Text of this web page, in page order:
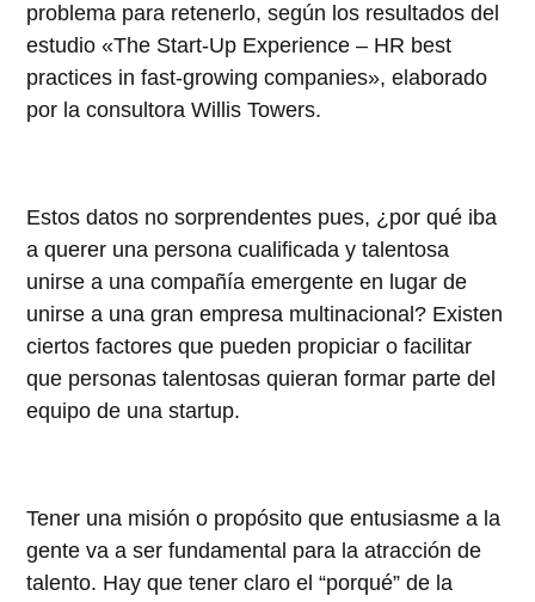
problema para retenerlo,según los resultados del
estudio «The Start-Up Experience – HR best
practices in fast-growing companies», elaborado
por la consultora Willis Towers.
Estos datos no sorprendentes pues, ¿por qué iba
a querer una persona cualificada y talentosa
unirse a una compañía emergente en lugar de
unirse a una gran empresa multinacional? Existen
ciertos factores que pueden propiciar o facilitar
que personas talentosas quieran formar parte del
equipo de una startup.
Tener una misión o propósito que entusiasme a la
gente va a ser fundamental para la atracción de
talento. Hay que tener claro el “porqué” de la